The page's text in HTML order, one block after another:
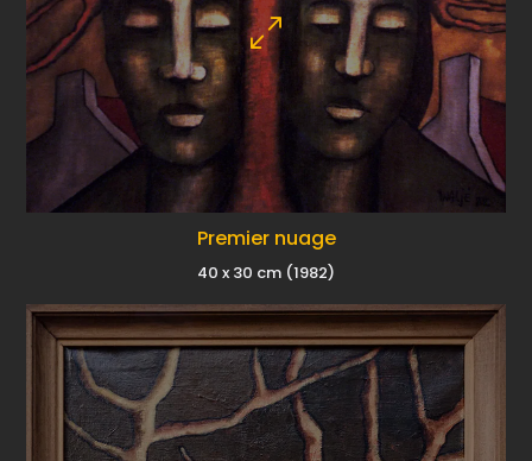
Premier nuage
40 x 30 cm (1982)